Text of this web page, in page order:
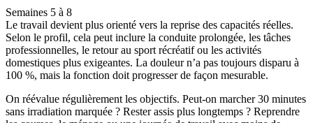
Semaines 5 à 8
Le travail devient plus orienté vers la reprise des capacités réelles.
Selon le profil, cela peut inclure la conduite prolongée, les tâches
professionnelles, le retour au sport récréatif ou les activités
domestiques plus exigeantes. La douleur n’a pas toujours disparu à
100 %, mais la fonction doit progresser de façon mesurable.
On réévalue régulièrement les objectifs. Peut-on marcher 30 minutes
sans irradiation marquée ? Rester assis plus longtemps ? Reprendre